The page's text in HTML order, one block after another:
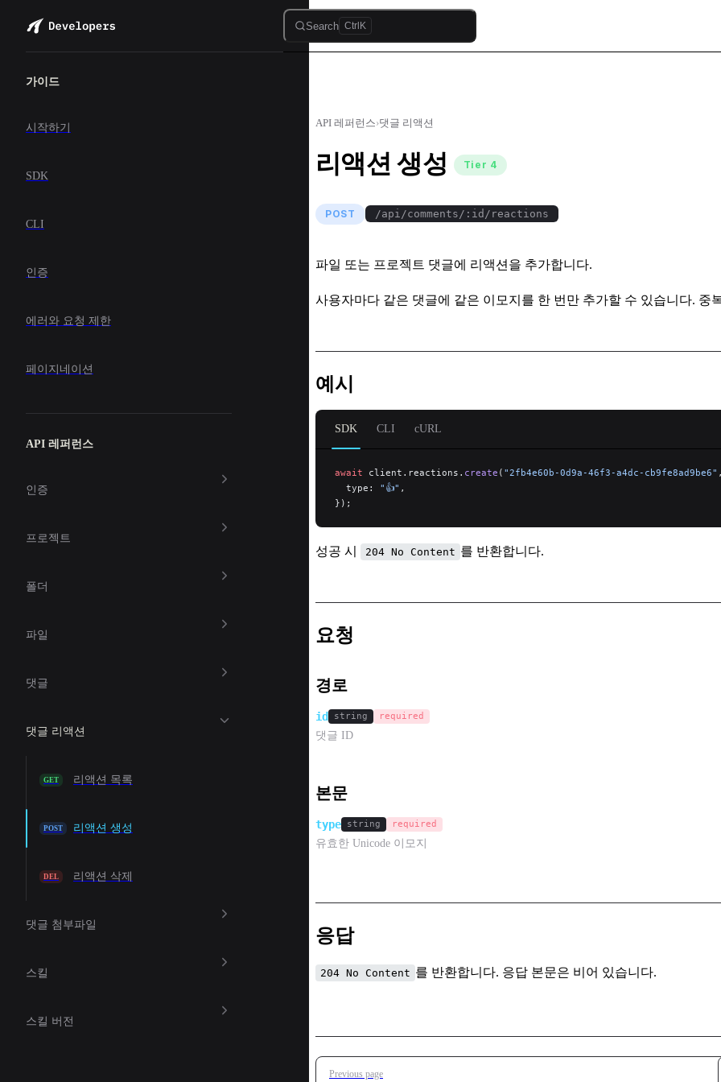
Skip to content Search Ctrl K
가이드
시작하기
SDK
CLI
인증
에러와 요청 제한
페이지네이션
API 레퍼런스
인증
프로젝트
폴더
파일
댓글
댓글 리액션
GET 리액션 목록
POST 리액션 생성
DEL 리액션 삭제
댓글 첨부파일
스킬
스킬 버전
API 레퍼런스›댓글 리액션
리액션 생성 Tier 4
POST /api/comments/:id/reactions
파일 또는 프로젝트 댓글에 리액션을 추가합니다.
사용자마다 같은 댓글에 같은 이모지를 한 번만 추가할 수 있습니다. 중
예시
SDK CLI cURL
await client.reactions. create ( "2fb4e60b-0d9a-46f3-a4dc-cb9fe8ad9be6"
  type:
"👍" ,
});
성공 시 204 No Content 를 반환합니다.
요청
경로
id string required
댓글 ID
본문
type string required
유효한 Unicode 이모지
응답
204 No Content 를 반환합니다. 응답 본문은 비어 있습니다.
Pager
Previous page